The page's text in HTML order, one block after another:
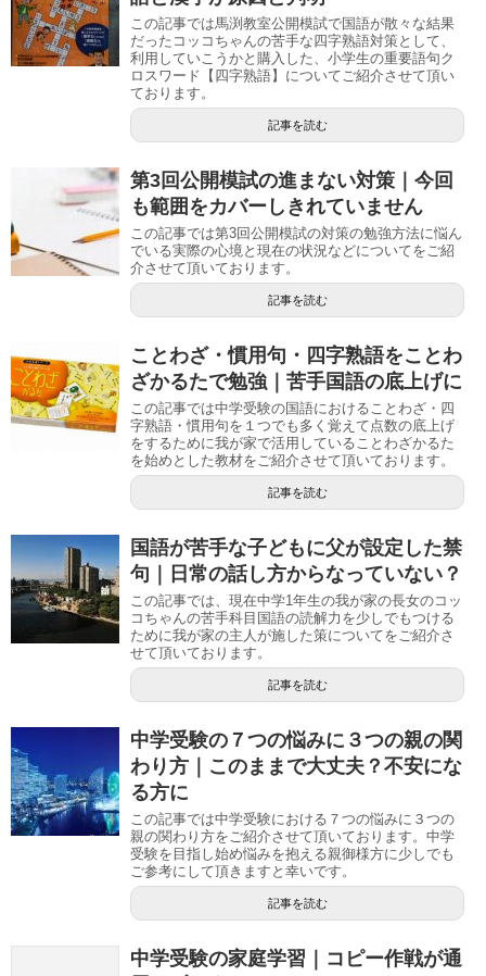
この記事では馬渕教室公開模試で国語が散々な結果
だったコッコちゃんの苦手な四字熟語対策として、
利用していこうかと購入した、小学生の重要語句ク
ロスワード【四字熟語】についてご紹介させて頂い
ております。
記事を読む
第3回公開模試の進まない対策｜今回
も範囲をカバーしきれていません
この記事では第3回公開模試の対策の勉強方法に悩ん
でいる実際の心境と現在の状況などについてをご紹
介させて頂いております。
記事を読む
ことわざ・慣用句・四字熟語をことわ
ざかるたで勉強｜苦手国語の底上げに
この記事では中学受験の国語におけることわざ・四
字熟語・慣用句を１つでも多く覚えて点数の底上げ
をするために我が家で活用していることわざかるた
を始めとした教材をご紹介させて頂いております。
記事を読む
国語が苦手な子どもに父が設定した禁
句｜日常の話し方からなっていない？
この記事では、現在中学1年生の我が家の長女のコッ
コちゃんの苦手科目国語の読解力を少しでもつける
ために我が家の主人が施した策についてをご紹介さ
せて頂いております。
記事を読む
中学受験の７つの悩みに３つの親の関
わり方｜このままで大丈夫？不安にな
る方に
この記事では中学受験における７つの悩みに３つの
親の関わり方をご紹介させて頂いております。中学
受験を目指し始め悩みを抱える親御様方に少しでも
ご参考にして頂きますと幸いです。
記事を読む
中学受験の家庭学習｜コピー作戦が通